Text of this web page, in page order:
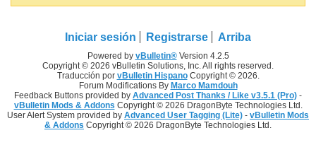
Iniciar sesión Registrarse Arriba
Powered by vBulletin®Version 4.2.5
Copyright © 2026 vBulletin Solutions, Inc. All rights reserved.
Traducción por vBulletin HispanoCopyright © 2026.
Forum Modifications By Marco Mamdouh
Feedback Buttons provided by Advanced Post Thanks / Like v3.5.1 (Pro) -
vBulletin Mods & Addons Copyright © 2026 DragonByte Technologies Ltd.
User Alert System provided by Advanced User Tagging (Lite) - vBulletin Mods
& Addons Copyright © 2026 DragonByte Technologies Ltd.